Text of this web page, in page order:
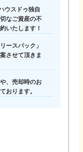
ウスドゥ独自
なご資産の不
いたします！
ースバック」
させて頂きま
、売却時のお
おります。